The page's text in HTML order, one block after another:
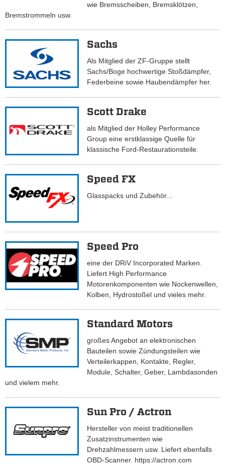
wie Bremsscheiben, Bremsklötzen,
Bremstrommeln usw.
Sachs
Als Mitglied der ZF-Gruppe stellt
Sachs/Boge hochwertige Stoßdämpfer,
Federbeine sowie Haubendämpfer her.
Scott Drake
als Mitglied der Holley Performance
Group eine erstklassige Quelle für
klassische Ford-Restaurationsteile.
Speed FX
Glasspacks und Zubehör...
Speed Pro
eine der DRiV Incorporated Marken.
Liefert High Performance
Motorenkomponenten wie Nockenwellen,
Kolben, Hydrostoßel und vieles mehr.
Standard Motors
großes Angebot an elektronischen
Bauteilen sowie Zündungsteilen wie
Verteilerkappen, Kontakte, Regler,
Module, Schalter, Geber, Lambdasonden
und vielem mehr.
Sun Pro / Actron
Hersteller von meist traditionellen
Zusatzinstrumenten wie
Drehzahlmessern usw. Liefert ebenfalls
OBD-Scanner. https://actron.com